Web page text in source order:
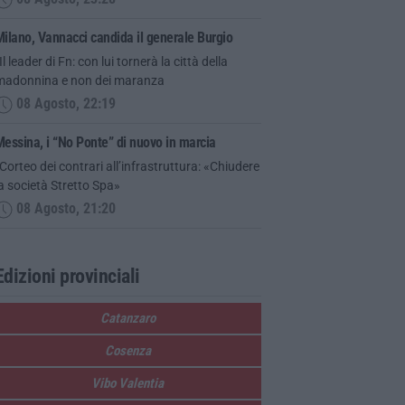
Vannacci candida il generale Burgio
leader di Fn: con lui tornerà la città della
e non dei maranza
08 Agosto, 22:19
i “No Ponte” di nuovo in marcia
dei contrari all’infrastruttura: «Chiudere
società Stretto Spa»
08 Agosto, 21:20
provinciali
Catanzaro
Cosenza
Vibo Valentia